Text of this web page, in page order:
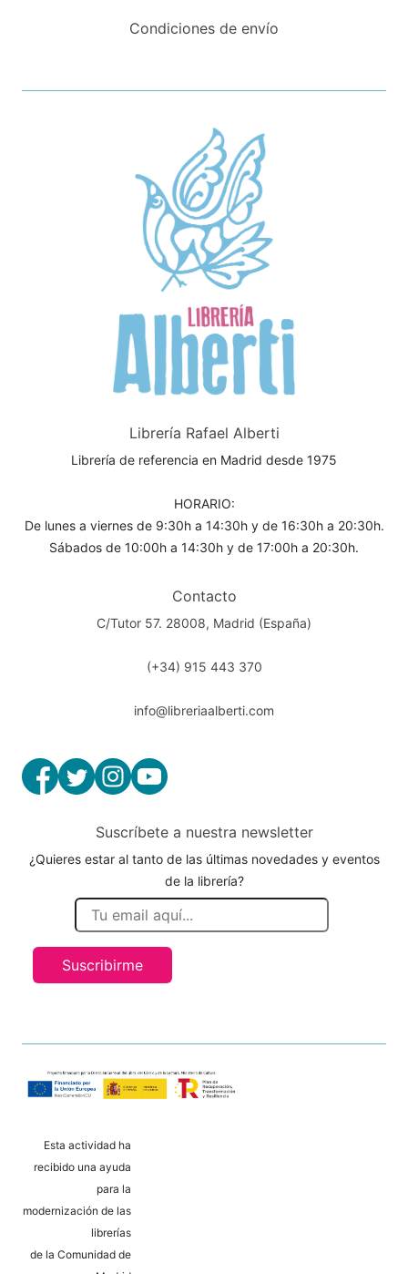
Condiciones de envío
Librería Rafael Alberti
Librería de referencia en Madrid desde 1975
HORARIO:
De lunes a viernes de 9:30h a 14:30h y de 16:30h a 20:30h.
Sábados de 10:00h a 14:30h y de 17:00h a 20:30h.
Contacto
C/Tutor 57. 28008, Madrid (España)
(+34) 915 443 370
info@libreriaalberti.com
Suscríbete a nuestra newsletter
¿Quieres estar al tanto de las últimas novedades y eventos
de la librería?
Suscribirme
Esta actividad ha
recibido una ayuda
para la
modernización de las
librerías
de la Comunidad de